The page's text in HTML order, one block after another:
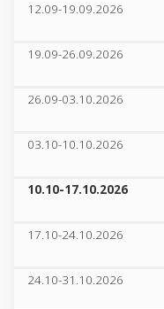
12.09-19.09.2026
19.09-26.09.2026
26.09-03.10.2026
03.10-10.10.2026
10.10-17.10.2026
17.10-24.10.2026
24.10-31.10.2026